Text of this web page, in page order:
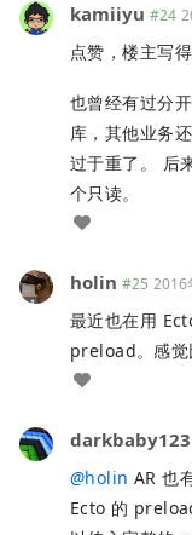
kamiiyu #24
点赞，楼主写得
也曾经有过分
库，其他业务
过于重了。 后
个只读。
holin #25 2016
最近也在用
preload。感觉
darkbaby123
@holin AR 也
Ecto 的